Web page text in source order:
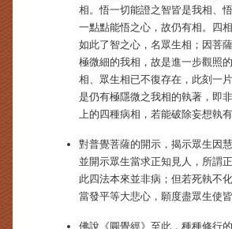
相。悟一切能證之智皆是我相、
一點點能悟之心，故仍有相。四
如此了智之心，名眾生相；因菩
極微細的我相，故是進一步觀照
相、眾生相已不復存在，此刻一
是仍有極隱微之我相的執著，即
上的四種病相，若能破除妄想執
對普覺菩薩的開示，揭示眾生因
並開示眾生當求正知見人，所謂
此四法本來並非病；但若死執不
當發平等大悲心，願度盡眾生使
佛說《圓覺經》至此，種種修行